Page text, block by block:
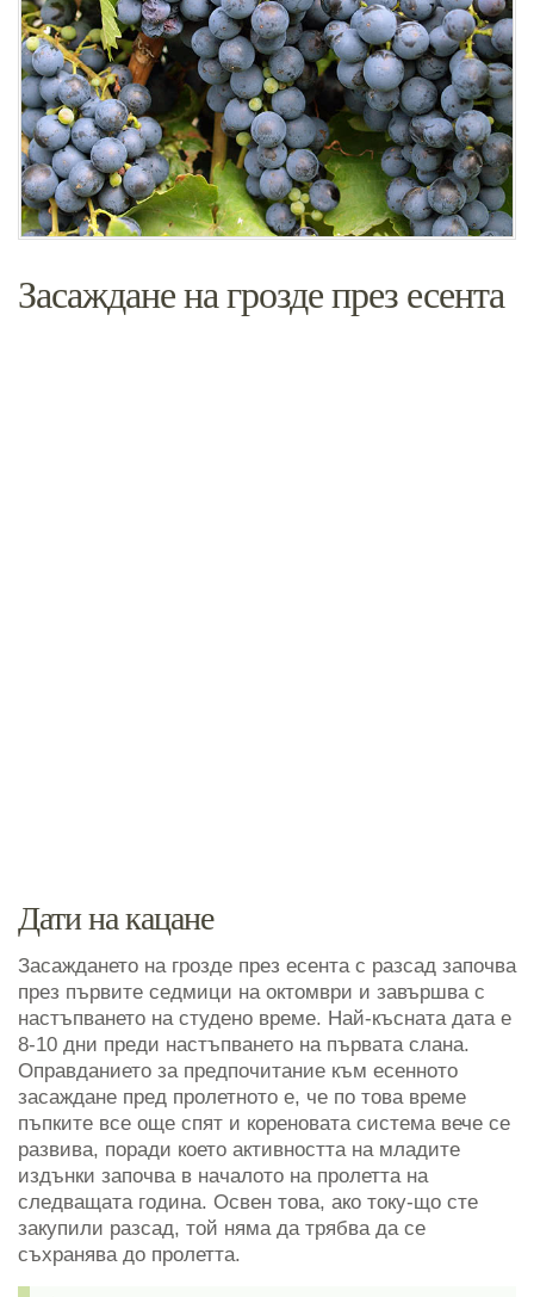
Засаждане на грозде през есента
Дати на кацане
Засаждането на грозде през есента с разсад започва
през първите седмици на октомври и завършва с
настъпването на студено време. Най-късната дата е
8-10 дни преди настъпването на първата слана.
Оправданието за предпочитание към есенното
засаждане пред пролетното е, че по това време
пъпките все още спят и кореновата система вече се
развива, поради което активността на младите
издънки започва в началото на пролетта на
следващата година. Освен това, ако току-що сте
закупили разсад, той няма да трябва да се
съхранява до пролетта.